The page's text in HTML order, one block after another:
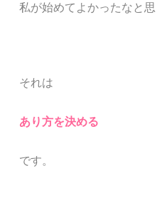
私が始めてよかったなと思
それは
あり方を決める
です。